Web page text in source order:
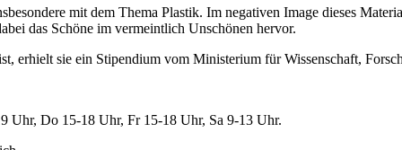
mit dem Thema Plastik. Im negativen Image dieses
das Schöne im vermeintlich Unschönen hervor.
erhielt sie ein Stipendium vom Ministerium für Wissenschaft,
Uhr, Do 15-18 Uhr, Fr 15-18 Uhr, Sa 9-13 Uhr.